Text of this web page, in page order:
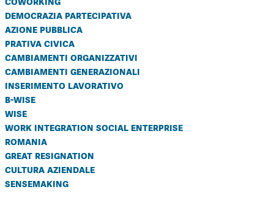
democrazia partecipativa
azione pubblica
prativa civica
cambiamenti organizzativi
cambiamenti generazionali
inserimento lavorativo
b-wise
wise
work integration social enterprise
romania
great resignation
cultura aziendale
sensemaking